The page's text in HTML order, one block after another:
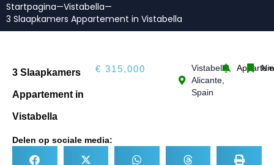
Startpagina—Vistabella—
3 Slaapkamers Appartement in Vistabella
3 Slaapkamers
Appartement in
Vistabella
€ 315,000
Vistabella,
Alicante,
Spain
Delen op sociale media: